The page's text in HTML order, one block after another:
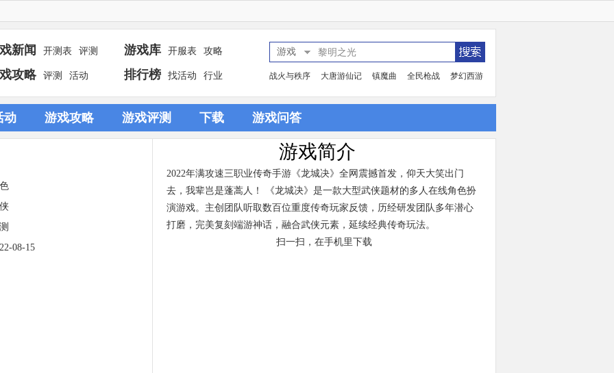
战火与秩序 大唐游仙记 镇魔曲 全民枪战 梦幻西游
新闻 开测表 评测 游戏库 开服表 攻略
攻略 评测 活动 排行榜 找活动 行业
游戏
动 游戏攻略 游戏评测 下载 游戏问答
08-15
游戏简介
2022年满攻速三职业传奇手游《龙城决》全网震撼首发，仰天大笑出门
去，我辈岂是蓬蒿人！ 《龙城决》是一款大型武侠题材的多人在线角色扮
演游戏。主创团队听取数百位重度传奇玩家反馈，历经研发团队多年潜心
打磨，完美复刻端游神话，融合武侠元素，延续经典传奇玩法。
扫一扫，在手机里下载